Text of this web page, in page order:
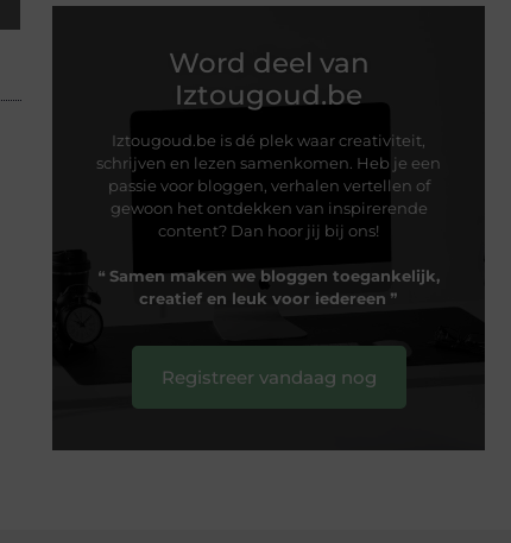
Word deel van
Iztougoud.be
Iztougoud.be is dé plek waar creativiteit,
schrijven en lezen samenkomen. Heb je een
passie voor bloggen, verhalen vertellen of
gewoon het ontdekken van inspirerende
content? Dan hoor jij bij ons!
❝ Samen maken we bloggen toegankelijk,
creatief en leuk voor iedereen ❞
Registreer vandaag nog